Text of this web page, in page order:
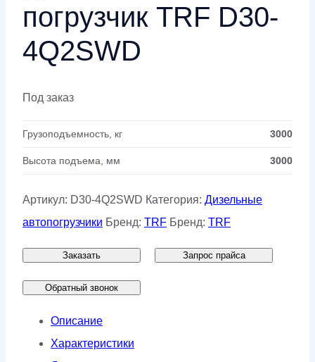
погрузчик TRF D30-
4Q2SWD
Под заказ
Грузоподъемность, кг 3000
Высота подъема, мм 3000
Артикул: D30-4Q2SWD Категория: Дизельные
автопогрузчики Бренд: TRF Бренд: TRF
Заказать Запрос прайса
Обратный звонок
Описание
Характеристики